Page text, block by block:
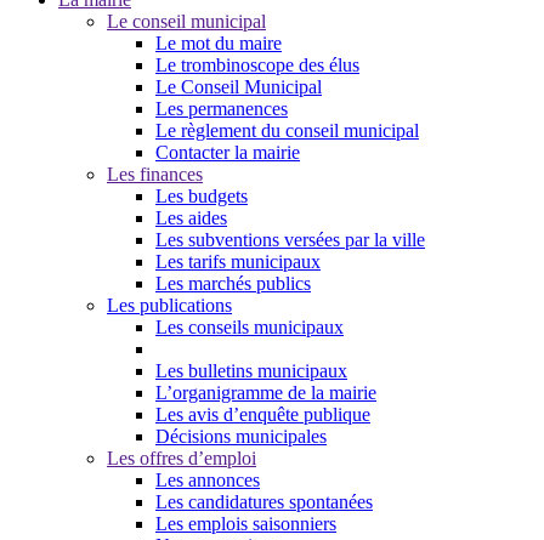
Le conseil municipal
Le mot du maire
Le trombinoscope des élus
Le Conseil Municipal
Les permanences
Le règlement du conseil municipal
Contacter la mairie
Les finances
Les budgets
Les aides
Les subventions versées par la ville
Les tarifs municipaux
Les marchés publics
Les publications
Les conseils municipaux
Les bulletins municipaux
L’organigramme de la mairie
Les avis d’enquête publique
Décisions municipales
Les offres d’emploi
Les annonces
Les candidatures spontanées
Les emplois saisonniers